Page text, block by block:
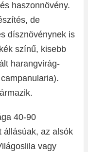
haszonnövény.
de
dísznövénynek is
színű, kisebb
harangvirág-
40-90
állásúak, az alsók
vagy